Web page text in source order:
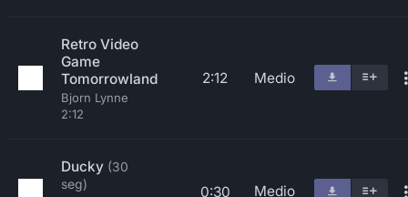
Retro Video
Game
Tomorrowland
Bjorn Lynne
2:12
2:12 Medio
Ducky (30
seg)
0:30 Medio